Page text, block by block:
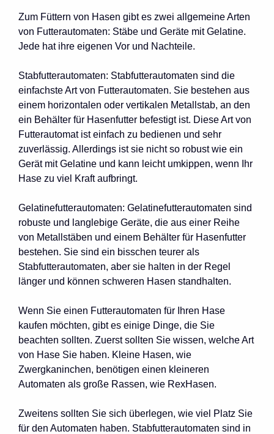
Zum Füttern von Hasen gibt es zwei allgemeine Arten
von Futterautomaten: Stäbe und Geräte mit Gelatine.
Jede hat ihre eigenen Vor und Nachteile.
Stabfutterautomaten: Stabfutterautomaten sind die
einfachste Art von Futterautomaten. Sie bestehen aus
einem horizontalen oder vertikalen Metallstab, an den
ein Behälter für Hasenfutter befestigt ist. Diese Art von
Futterautomat ist einfach zu bedienen und sehr
zuverlässig. Allerdings ist sie nicht so robust wie ein
Gerät mit Gelatine und kann leicht umkippen, wenn Ihr
Hase zu viel Kraft aufbringt.
Gelatinefutterautomaten: Gelatinefutterautomaten sind
robuste und langlebige Geräte, die aus einer Reihe
von Metallstäben und einem Behälter für Hasenfutter
bestehen. Sie sind ein bisschen teurer als
Stabfutterautomaten, aber sie halten in der Regel
länger und können schweren Hasen standhalten.
Wenn Sie einen Futterautomaten für Ihren Hase
kaufen möchten, gibt es einige Dinge, die Sie
beachten sollten. Zuerst sollten Sie wissen, welche Art
von Hase Sie haben. Kleine Hasen, wie
Zwergkaninchen, benötigen einen kleineren
Automaten als große Rassen, wie RexHasen.
Zweitens sollten Sie sich überlegen, wie viel Platz Sie
für den Automaten haben. Stabfutterautomaten sind in